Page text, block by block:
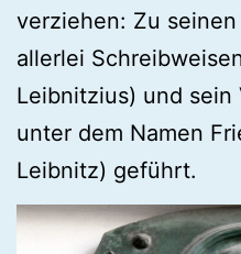
verziehen: Zu
allerlei
Leibnitzius) und
unter dem Namen
Leibnitz) geführt.